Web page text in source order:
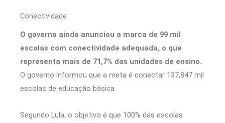
Conectividade
O governo ainda anunciou a marca de 99 mil
escolas com conectividade adequada, o que
representa mais de 71,7% das unidades de ensino.
O governo informou que a meta é conectar 137,847 mil
escolas de educação básica.
Segundo Lula, o objetivo é que 100% das escolas